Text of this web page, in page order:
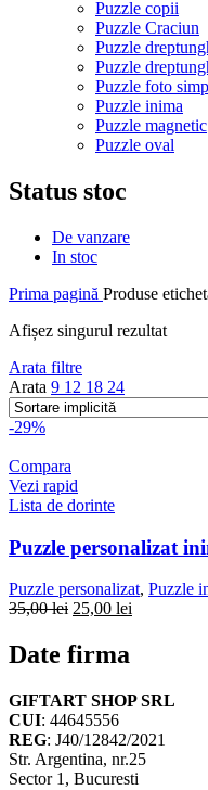
Puzzle copii
Puzzle Craciun
Puzzle
Puzzle
Puzzle foto
Puzzle inima
Puzzle magnetic
Puzzle oval
Status stoc
De vanzare
In stoc
Prima pagină Produse
Afișez singurul rezultat
Arata filtre
Arata 9 12 18 24
-29%
Compara
Vezi rapid
Lista de dorinte
Puzzle personalizat
Puzzle personalizat, Puzzle
35,00lei Prețul
a
fost:
25,00 lei
Date firma
GIFTART SHOP SRL
CUI: 44645556
REG: J40/12842/2021
Str. Argentina, nr.25
Sector 1, Bucuresti